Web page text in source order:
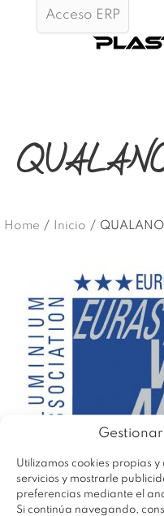
Utilizamos cookies propias
servicios y mostrarle
preferencias mediante el
Si continúa navegando,
Acceso ERP
Home / Inicio /